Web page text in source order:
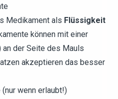
Medikament als Flüssigkeit
können mit einer
der Seite des Mauls
akzeptieren das besser
wenn erlaubt!)